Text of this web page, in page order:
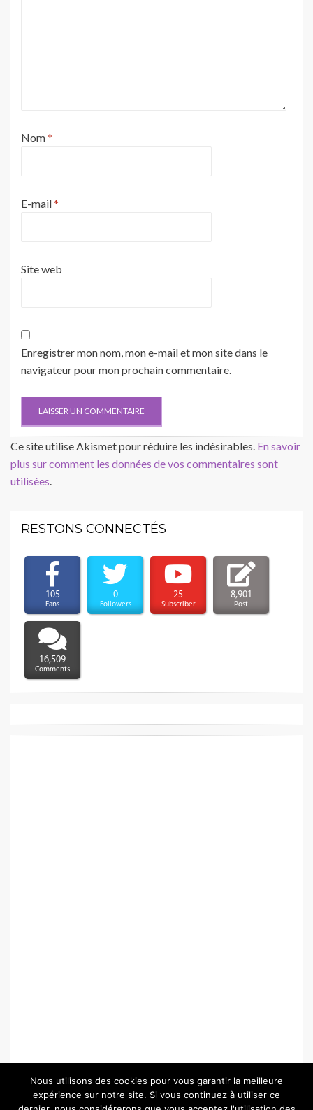
Nom*
E-mail*
Site web
Enregistrer mon nom, mon e-mail et mon site dans le
navigateur pour mon prochain commentaire.
Ce site utilise Akismet pour réduire les indésirables. En savoir
plus sur comment les données de vos commentaires sont
utilisées.
RESTONS CONNECTÉS
105
Fans
0
Followers
25
Subscriber
8,901
Post
16,509
Comments
Nous utilisons des cookies pour vous garantir la meilleure
expérience sur notre site. Si vous continuez à utiliser ce